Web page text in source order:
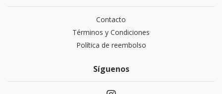
Contacto
Términos y Condiciones
Política de reembolso
Síguenos